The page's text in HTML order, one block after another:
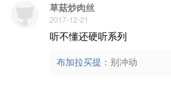
草菇炒肉丝
2017-12-21
听不懂还硬听系列
布加拉买提 ： 别冲动